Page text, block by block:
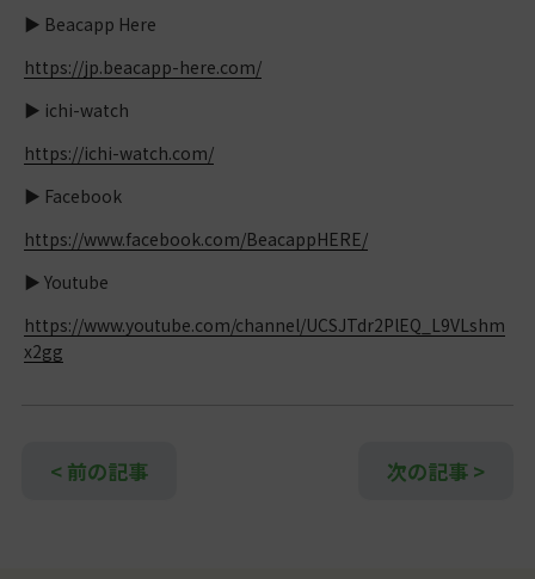
▶︎ Beacapp Here
https://jp.beacapp-here.com/
▶︎ ichi-watch
https://ichi-watch.com/
▶︎ Facebook
https://www.facebook.com/BeacappHERE/
▶︎ Youtube
https://www.youtube.com/channel/UCSJTdr2PlEQ_L9VLshm
x2gg
< 前の記事 次の記事 >